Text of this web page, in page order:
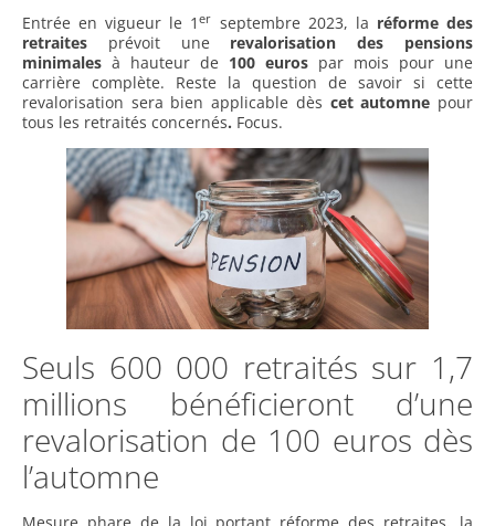
Entrée en vigueur le 1er septembre 2023, la réforme des
retraites prévoit une revalorisation des pensions
minimales à hauteur de 100 euros par mois pour une
carrière complète. Reste la question de savoir si cette
revalorisation sera bien applicable dès cet automne pour
tous les retraités concernés. Focus.
Seuls 600 000 retraités sur 1,7
millions bénéficieront d’une
revalorisation de 100 euros dès
l’automne